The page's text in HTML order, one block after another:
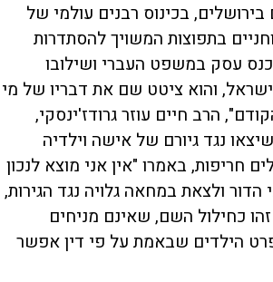
בכינוס רבנים עולמי של
בתפוצות המשויך להסתדרות
עסק במשפט העברי ושילובו
והוא ציטט שם את דבריו של מי
הרב חיים עוזר גרודז'ינסקי,
נגד גיורם של אישה וילדיה
חריפות, באמרו "אין אני מוצא לנכון
הדור ולצאת במחאה גלויה נגד הגירות,
כחילול השם, שאינם מניחים
הילדים שבאמת על פי דין אפשר